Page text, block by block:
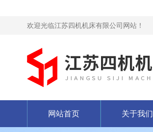
欢迎光临江苏四机机床有限公司网站！
网站首页 关于我们